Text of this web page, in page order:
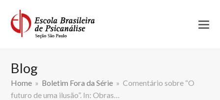
Blog
Home » Boletim Fora da Série » Comentário sobre “O
futuro de uma ilusão”. In: Obras…